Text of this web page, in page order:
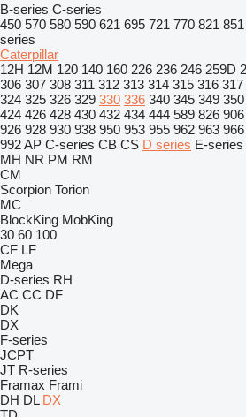
B-series C-series
450 570 580 590 621 695 721 770 821 851
series
Caterpillar
12H 12M 120 140 160 226 236 246 259D
306 307 308 311 312 313 314 315 316 317
324 325 326 329 330 336 340 345 349 350
424 426 428 430 432 434 444 589 826 906
926 928 930 938 950 953 955 962 963 966
992AP C-series CB CS D series E-series
MH NR PM RM
CM
Scorpion Torion
MC
BlockKing MobKing
30 60 100
CF LF
Mega
D-series RH
AC CC DF
DK
DX
F-series
JCPT
JT R-series
Framax Frami
DH DL DX